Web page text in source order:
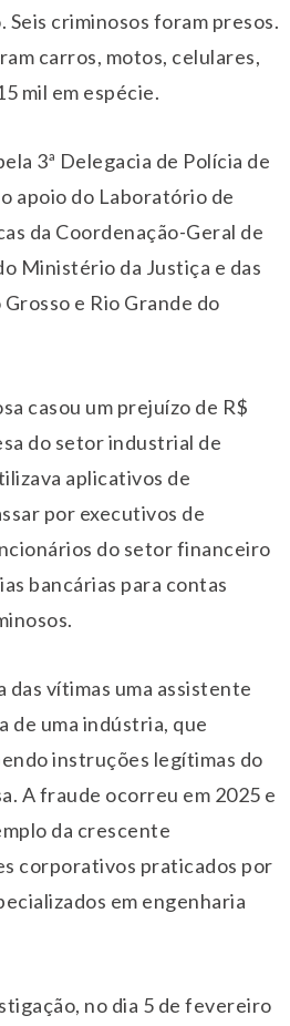
Seis criminosos foram presos.
carros, motos, celulares,
mil em espécie.
3ª Delegacia de Polícia de
apoio do Laboratório de
da Coordenação-Geral de
Ministério da Justiça e das
e Rio Grande do
casou um prejuízo de R$
do setor industrial de
aplicativos de
por executivos de
do setor financeiro
bancárias para contas
das vítimas uma assistente
de uma indústria, que
instruções legítimas do
A fraude ocorreu em 2025 e
da crescente
corporativos praticados por
em engenharia
no dia 5 de fevereiro